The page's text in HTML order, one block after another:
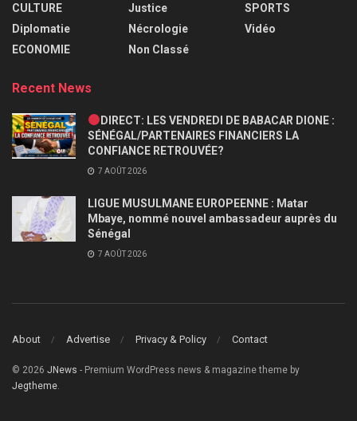
CULTURE
Diplomatie
ECONOMIE
Justice
Nécrologie
Non Classé
SPORTS
Vidéo
Recent News
DIRECT: LES VENDREDI DE BABACAR DIONE :
SÉNÉGAL/PARTENAIRES FINANCIERS LA
CONFIANCE RETROUVÉE?
7 AOÛT 2026
LIGUE MUSULMANE EUROPEENNE : Matar
Mbaye, nommé nouvel ambassadeur auprès du
Sénégal
7 AOÛT 2026
About Advertise Privacy & Policy Contact
© 2026 JNews - Premium WordPress news & magazine theme by
Jegtheme.